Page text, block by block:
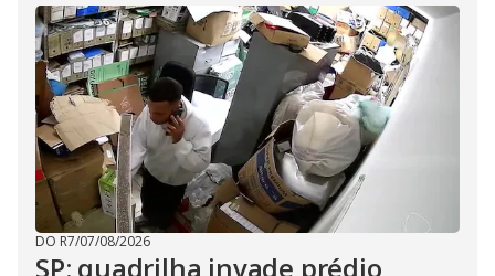
DO R7/07/08/2026
SP: quadrilha invade prédio